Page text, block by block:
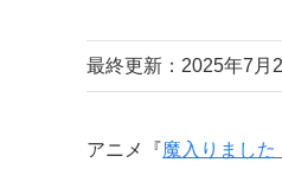
最終更新：2025年7月
アニメ『魔入りました